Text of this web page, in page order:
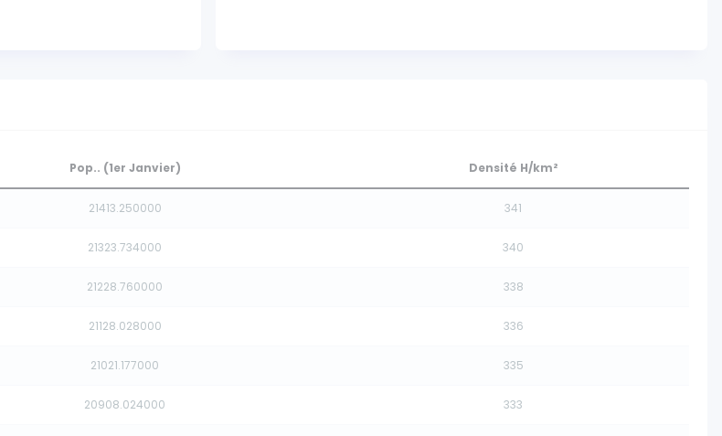
Pop.. (1er Janvier) Densité H/km²
21413.250000 341
21323.734000 340
21228.760000 338
21128.028000 336
21021.177000 335
20908.024000 333